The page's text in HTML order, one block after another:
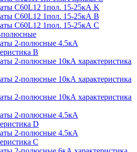
С60L12 1пол. 15-25кА K
С60L12 1пол. 15-25кА В
С60L12 1пол. 15-25кА С
2-полюсные 4.5кА
В
2-полюсные 10кА характеристика
2-полюсные 10кА характеристика
2-полюсные 10кА характеристика
2-полюсные 4.5кА
D
2-полюсные 4.5кА
С